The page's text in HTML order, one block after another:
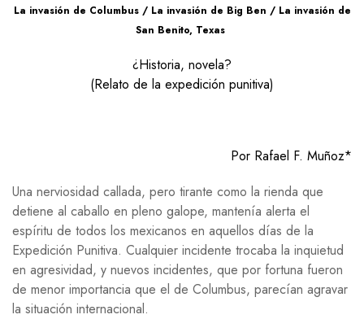
La invasión de Columbus / La invasión de Big Ben / La invasión de
San Benito, Texas
¿Historia, novela?
(Relato de la expedición punitiva)
Por Rafael F. Muñoz*
Una nerviosidad callada, pero tirante como la rienda que
detiene al caballo en pleno galope, mantenía alerta el
espíritu de todos los mexicanos en aquellos días de la
Expedición Punitiva. Cualquier incidente trocaba la inquietud
en agresividad, y nuevos incidentes, que por fortuna fueron
de menor importancia que el de Columbus, parecían agravar
la situación internacional.